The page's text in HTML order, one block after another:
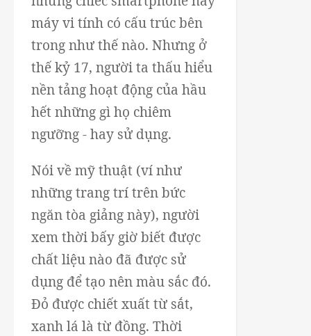
máy vi tính có cấu trúc bên
trong như thế nào. Nhưng ở
thế kỷ 17, người ta thấu hiểu
nền tảng hoạt động của hầu
hết những gì họ chiêm
ngưỡng - hay sử dụng.
Nói về mỹ thuật (ví như
những trang trí trên bức
ngăn tòa giảng này), người
xem thời bấy giờ biết được
chất liệu nào đã được sử
dụng để tạo nên màu sắc đó.
Đỏ được chiết xuất từ sắt,
xanh lá là từ đồng. Thời